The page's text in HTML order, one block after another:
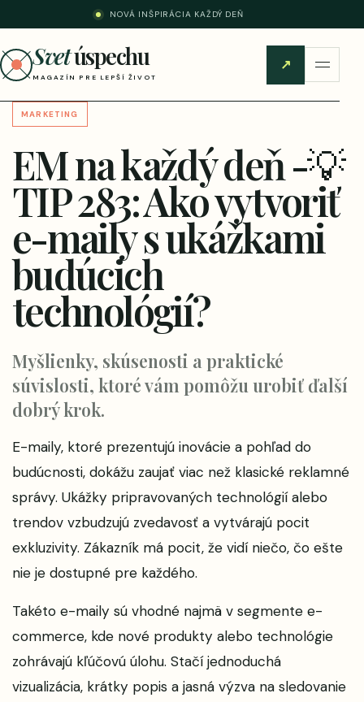
NOVÁ INŠPIRÁCIA KAŽDÝ DEŇ
Svetúspechu
MAGAZÍN PRE LEPŠÍ ŽIVOT
↗
MARKETING
EM na každý deň -💡
TIP 283: Ako vytvoriť
e-maily s ukážkami
budúcich
technológií?
Myšlienky, skúsenosti a praktické
súvislosti, ktoré vám pomôžu urobiť ďalší
dobrý krok.
E-maily, ktoré prezentujú inovácie a pohľad do
budúcnosti, dokážu zaujať viac než klasické reklamné
správy. Ukážky pripravovaných technológií alebo
trendov vzbudzujú zvedavosť a vytvárajú pocit
exkluzivity. Zákazník má pocit, že vidí niečo, čo ešte
nie je dostupné pre každého.
Takéto e-maily sú vhodné najmä v segmente e-
commerce, kde nové produkty alebo technológie
zohrávajú kľúčovú úlohu. Stačí jednoduchá
vizualizácia, krátky popis a jasná výzva na sledovanie